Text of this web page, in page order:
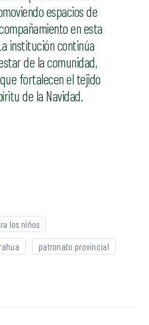
espacios de
en esta
institución continúa
de la comunidad,
fortalecen el tejido
de la Navidad.
los niños
patronato provincial